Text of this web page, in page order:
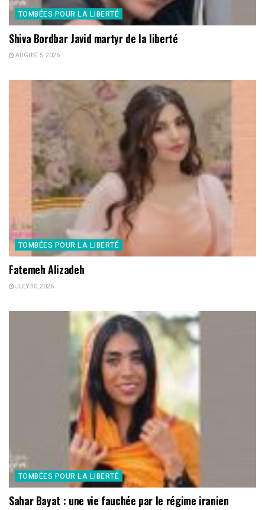
TOMBÉES POUR LA LIBERTÉ
Shiva Bordbar Javid martyr de la liberté
AUGUST 5, 2026
TOMBÉES POUR LA LIBERTÉ
Fatemeh Alizadeh
JULY 30, 2026
TOMBÉES POUR LA LIBERTÉ
Sahar Bayat : une vie fauchée par le régime iranien